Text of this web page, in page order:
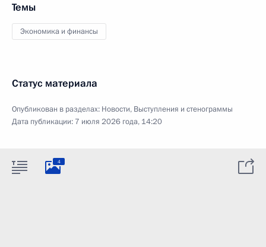
Темы
Экономика и финансы
Статус материала
Опубликован в разделах: Новости, Выступления и стенограммы
Дата публикации: 7 июля 2026 года, 14:20
4